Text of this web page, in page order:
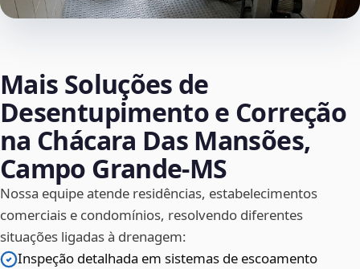
Mais Soluções de
Desentupimento e Correção
na Chácara Das Mansões,
Campo Grande‑MS
Nossa equipe atende residências, estabelecimentos
comerciais e condomínios, resolvendo diferentes
situações ligadas à drenagem:
Inspeção detalhada em sistemas de escoamento